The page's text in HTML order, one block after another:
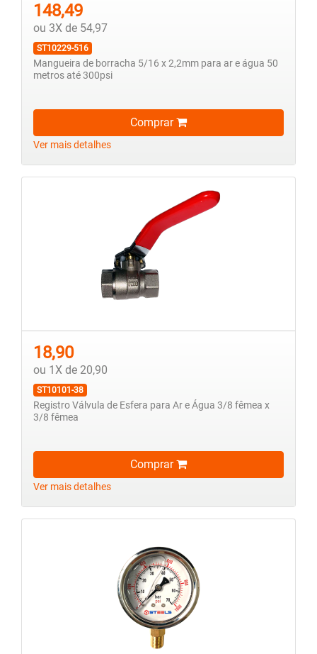
148,49
ou 3X de 54,97
ST10229-516
Mangueira de borracha 5/16 x 2,2mm para ar e água 50
metros até 300psi
Comprar
Ver mais detalhes
18,90
ou 1X de 20,90
ST10101-38
Registro Válvula de Esfera para Ar e Água 3/8 fêmea x
3/8 fêmea
Comprar
Ver mais detalhes